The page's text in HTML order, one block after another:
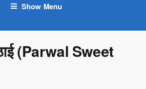
Show Menu
(Parwal Sweet